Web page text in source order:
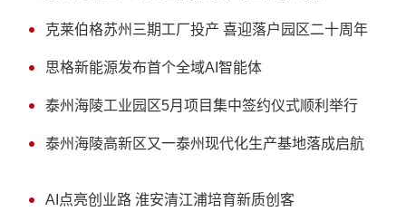
克莱伯格苏州三期工厂投产 喜迎落户园区二十周年
思格新能源发布首个全域AI智能体
泰州海陵工业园区5月项目集中签约仪式顺利举行
泰州海陵高新区又一泰州现代化生产基地落成启航
AI点亮创业路 淮安清江浦培育新质创客